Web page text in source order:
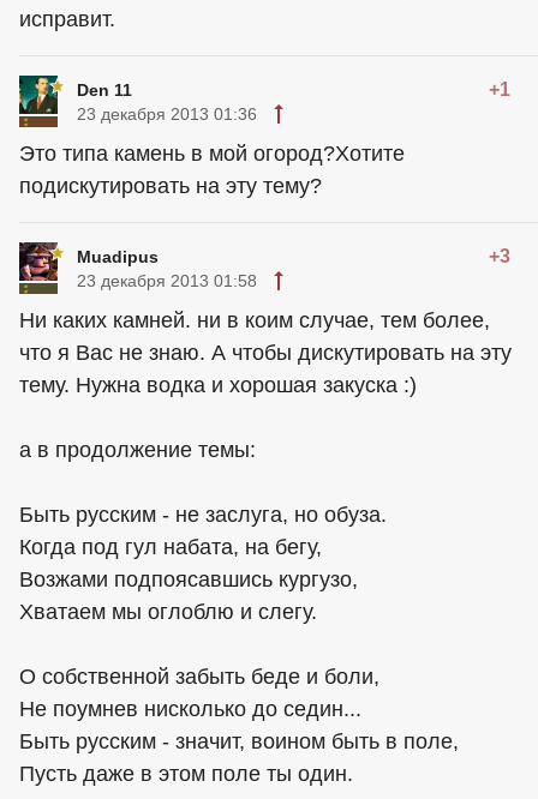
исправит.
Den 11 +1
23 декабря 2013 01:36
Это типа камень в мой огород?Хотите
подискутировать на эту тему?
Muadipus +3
23 декабря 2013 01:58
Ни каких камней. ни в коим случае, тем более,
что я Вас не знаю. А чтобы дискутировать на эту
тему. Нужна водка и хорошая закуска :)
а в продолжение темы:
Быть русским - не заслуга, но обуза.
Когда под гул набата, на бегу,
Возжами подпоясавшись кургузо,
Хватаем мы оглоблю и слегу.
О собственной забыть беде и боли,
Не поумнев нисколько до седин...
Быть русским - значит, воином быть в поле,
Пусть даже в этом поле ты один.